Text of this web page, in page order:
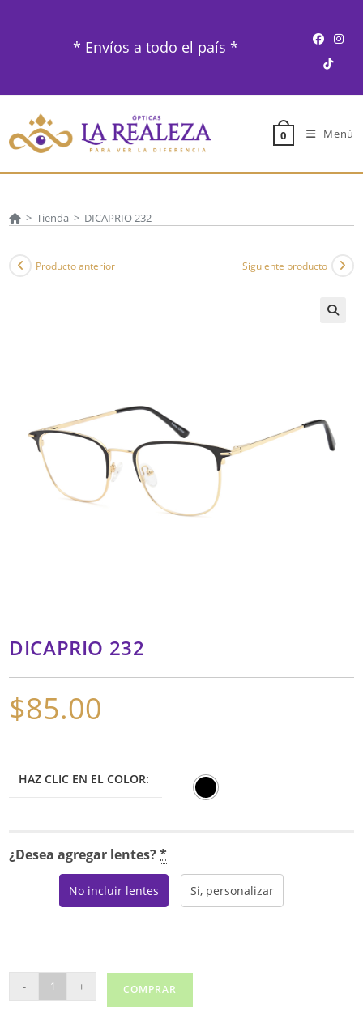
* Envíos a todo el país *
0 Menú
> Tienda > DICAPRIO 232
Producto anterior Siguiente producto
DICAPRIO 232
$85.00
HAZ CLIC EN EL COLOR:
¿Desea agregar lentes?*
No incluir lentes Si, personalizar
DICAPRIO
232
- + COMPRAR